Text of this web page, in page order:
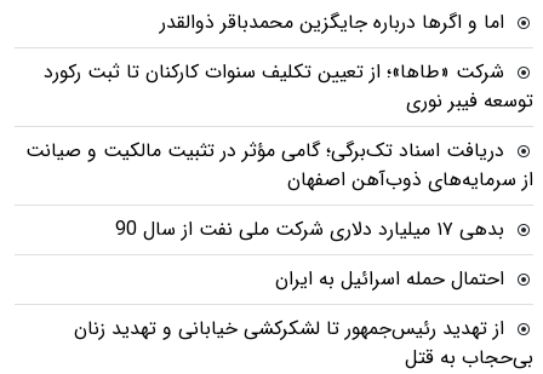
اما و اگرها درباره جایگزین محمدباقر ذوالقدر
شرکت «طاها»؛ از تعیین تکلیف سنوات کارکنان تا ثبت رکورد
توسعه فیبر نوری
دریافت اسناد تک‌برگی؛ گامی مؤثر در تثبیت مالکیت و صیانت
از سرمایه‌های ذوب‌آهن اصفهان
بدهی ١٧ میلیارد دلاری شرکت ملی نفت از سال 90
احتمال حمله اسرائیل به ایران
از تهدید رئیس‌جمهور تا لشکرکشی خیابانی و تهدید زنان
بی‌حجاب به قتل